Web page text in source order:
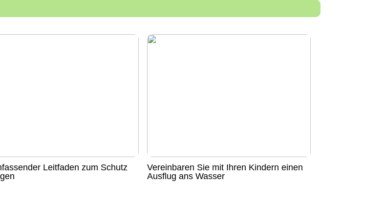
Leitfaden zum Schutz
Vereinbaren Sie mit Ihren Kindern einen
Ausflug ans Wasser